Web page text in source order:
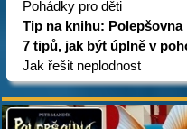
Pohádky pro děti
Tip na knihu:
7 tipů, jak být úplně v
Jak řešit neplodnost